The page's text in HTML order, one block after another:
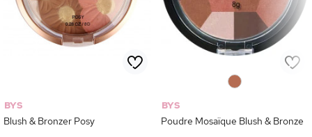
BYS
Blush & Bronzer Posy
BYS
Poudre Mosaïque Blush & Bronze